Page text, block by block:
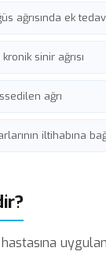
ağrısında ek
sinir ağrısı
ağrı
iltihabına